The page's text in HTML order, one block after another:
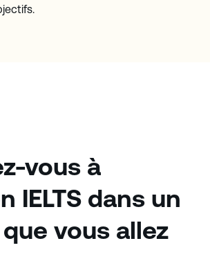
vous à
IELTS dans un
vous allez